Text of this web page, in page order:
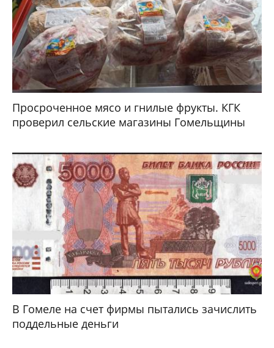
Просроченное мясо и гнилые фрукты. КГК
проверил сельские магазины Гомельщины
В Гомеле на счет фирмы пытались зачислить
поддельные деньги